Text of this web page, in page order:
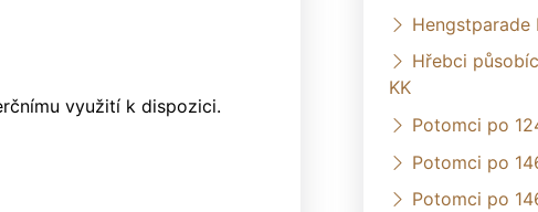
využití k dispozici.
Hengstparade
Hřebci
KK
Potomci po
Potomci po
Potomci po